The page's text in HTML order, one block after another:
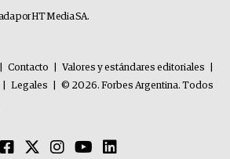
por HT Media SA.
Contacto Valores y estándares editoriales
Legales
© 2026. Forbes Argentina. Todos